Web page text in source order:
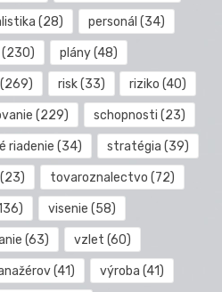
(28) personál (34)
(230) plány(48)
(269) risk(33) riziko (40)
(229) schopnosti (23)
riadenie (34) stratégia (39)
tovaroznalectvo (72)
visenie (58)
(63) vzlet (60)
(41) výroba (41)